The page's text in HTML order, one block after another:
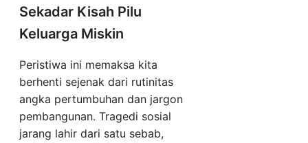
Sekadar Kisah Pilu
Keluarga Miskin
Peristiwa ini memaksa kita
berhenti sejenak dari rutinitas
angka pertumbuhan dan jargon
pembangunan. Tragedi sosial
jarang lahir dari satu sebab,